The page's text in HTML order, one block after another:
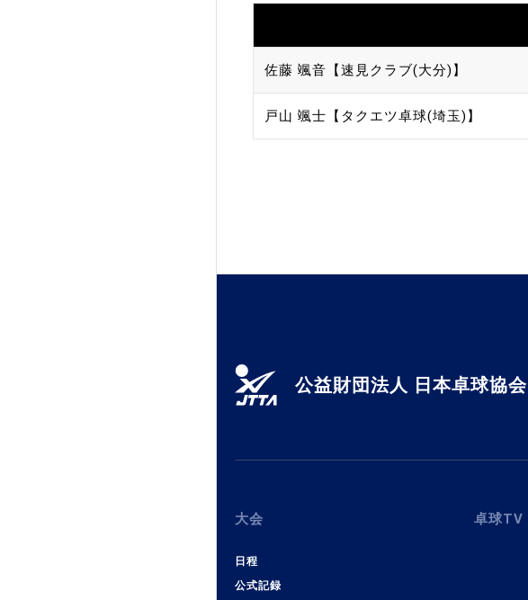
佐藤 颯音【速見クラブ(大分)】
戸山 颯士【タクエツ卓球(埼玉)】
公益財団法人 日本卓球協会
大会
日程
公式記録
卓球TV